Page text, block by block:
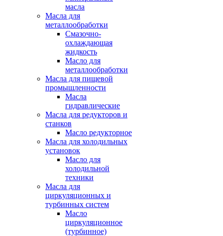
масла
Масла для
металлообработки
Смазочно-
охлаждающая
жидкость
Масло для
металлообработки
Масла для пищевой
промышленности
Масла
гидравлические
Масла для редукторов и
станков
Масло редукторное
Масла для холодильных
установок
Масло для
холодильной
техники
Масла для
циркуляционных и
турбинных систем
Масло
циркуляционное
(турбинное)